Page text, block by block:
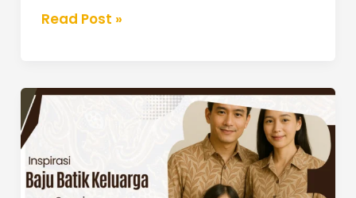
Read Post »
Inspirasi
Keluarga
yang